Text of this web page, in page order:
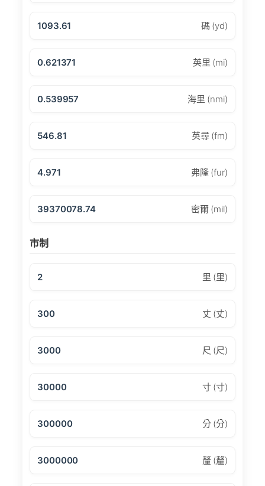
1093.61 碼 (yd)
0.621371 英里 (mi)
0.539957 海里 (nmi)
546.81 英尋 (fm)
4.971 弗隆 (fur)
39370078.74 密爾 (mil)
市制
2 里 (里)
300 丈 (丈)
3000 尺 (尺)
30000 寸 (寸)
300000 分 (分)
3000000 釐 (釐)